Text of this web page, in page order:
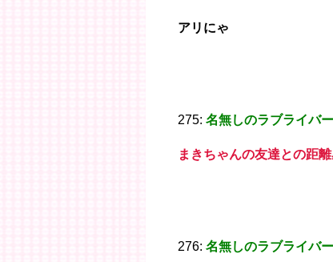
アリにゃ
275: 名無しのラブライバー
まきちゃんの友達との距離
276: 名無しのラブライバー